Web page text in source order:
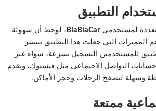
لمستخدمي BlaBlaCar ، لوحظ أن سهولة
المميزات التي جعلت هذا التطبيق ينتشر
للمستخدمين التسجيل بسرعة، سواء عبر
حسابات التواصل الاجتماعي مثل فيسبوك، ويقدم
وسهلة لتصفح الرحلات وحجز الأماكن.